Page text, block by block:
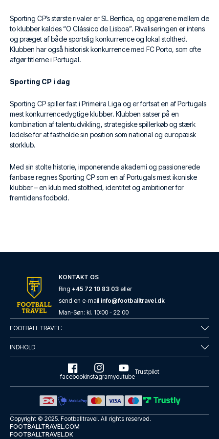
Sporting CP’s største rivaler er SL Benfica, og opgørene mellem de
to klubber kaldes “O Clássico de Lisboa”. Rivaliseringen er intens
og præget af både sportslig konkurrence og lokal stolthed.
Klubben har også historisk konkurrence med FC Porto, som ofte
afgør titlerne i Portugal.
Sporting CP i dag
Sporting CP spiller fast i Primeira Liga og er fortsat en af Portugals
mest konkurrencedygtige klubber. Klubben satser på en
kombination af talentudvikling, strategiske spillerkøb og stærk
ledelse for at fastholde sin position som national og europæisk
storklub.
Med sin stolte historie, imponerende akademi og passionerede
fanbase regnes Sporting CP som en af Portugals mest ikoniske
klubber – en klub med stolthed, identitet og ambitioner for
fremtidens fodbold.
KONTAKT OS
Ring +45 72 10 83 03 eller
send en e-mail info@footballtravel.dk
Man-Søn: kl. 10:00 - 22:00
FOOTBALL TRAVEL:
INDHOLD
facebookinstagramyoutube
Trustpilot
Copyright © 2025. Footballtravel. All rights reserved.
FOOTBALLTRAVEL.COM
FOOTBALLTRAVEL.DK